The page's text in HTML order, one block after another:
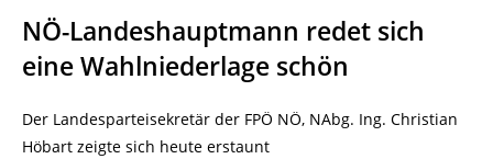
NÖ-Landeshauptmann redet sich
eine Wahlniederlage schön
Der Landesparteisekretär der FPÖ NÖ, NAbg. Ing. Christian
Höbart zeigte sich heute erstaunt